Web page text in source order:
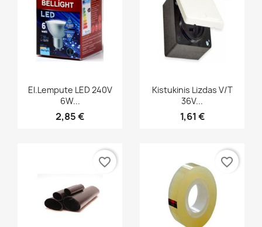
Greita peržiūra
El.lempute LED 240V
6W...
2,85 €
Greita peržiūra
Kistukinis Lizdas V/t
36V...
1,61 €
favorite_border favorite_border